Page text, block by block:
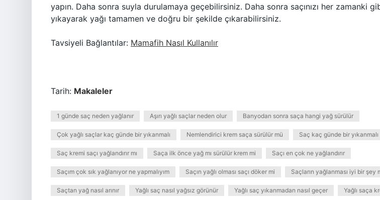
yapın. Daha sonra suyla durulamaya geçebilirsiniz. Daha sonra saçınızı her zamanki
yıkayarak yağı tamamen ve doğru bir şekilde çıkarabilirsiniz.
Tavsiyeli Bağlantılar: Mamafih Nasıl Kullanılır
Tarih: Makaleler
1 günde saç neden yağlanır Aşırı yağlı saçlar neden olur Banyodan sonra saça hangi yağ sürülür
Çok yağlı saçlar kaç günde bir yıkanmalı Nemlendirici krem saça sürülür mü Saç kaç günde bir yıkanmalı
Saç kremi saçı yağlandırır mı Saça ilk önce yağ mı sürülür krem mi Saçı en çok ne yağlandırır
Saçım çok sık yağlanıyor ne yapmalıyım Saçın yağlı olması saçı döker mi Saçların yağlanması iyi bir şey
Saçtan yağ nasıl arınır Yağlı saç nasıl yağsız görünür Yağlı saç yıkanmadan nasıl geçer Yağlı saça